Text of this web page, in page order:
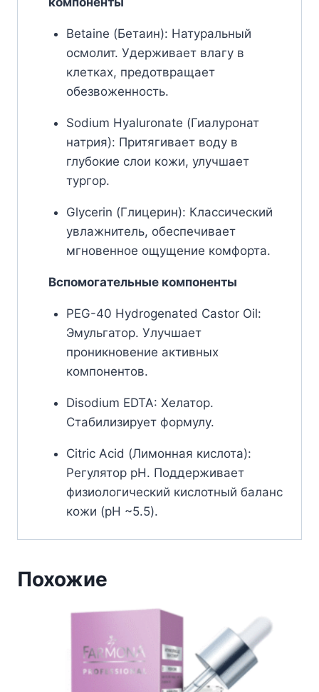
Betaine (Бетаин): Натуральный
осмолит. Удерживает влагу в
клетках, предотвращает
обезвоженность.
Sodium Hyaluronate (Гиалуронат
натрия): Притягивает воду в
глубокие слои кожи, улучшает
тургор.
Glycerin (Глицерин): Классический
увлажнитель, обеспечивает
мгновенное ощущение комфорта.
Вспомогательные компоненты
PEG-40 Hydrogenated Castor Oil:
Эмульгатор. Улучшает
проникновение активных
компонентов.
Disodium EDTA: Хелатор.
Стабилизирует формулу.
Citric Acid (Лимонная кислота):
Регулятор pH. Поддерживает
физиологический кислотный баланс
кожи (pH ~5.5).
Похожие